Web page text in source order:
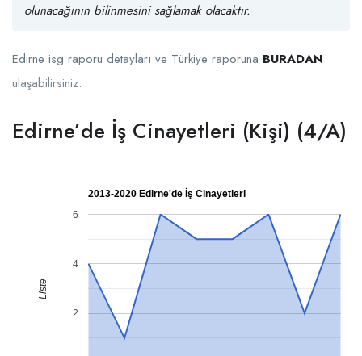
olunacağının bilinmesini sağlamak olacaktır.
Edirne isg raporu detayları ve Türkiye raporuna BURADAN
ulaşabilirsiniz.
Edirne’de İş Cinayetleri (Kişi) (4/A)
2013-2020 Edirne'de İş Cinayetleri
2
4
6
Liste